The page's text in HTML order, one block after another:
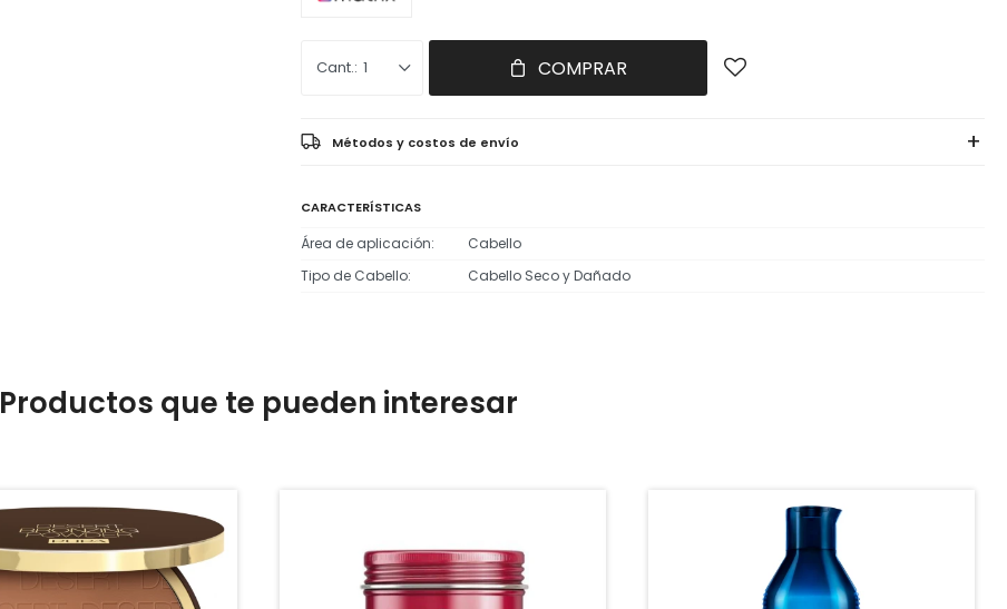
1 COMPRAR
Métodos y costos de envío
CARACTERÍSTICAS
Área de aplicación
Cabello
Tipo de Cabello
Cabello Seco y Dañado
Productos que te pueden interesar